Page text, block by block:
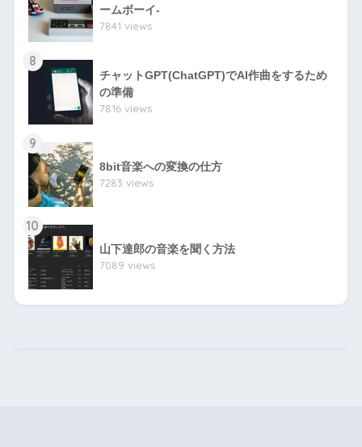
ームボーイ-
7841 views
8
チャットGPT(ChatGPT)でAI作曲をするため
の準備
7816 views
9
8bit音楽への変換の仕方
7283 views
10
山下達郎の音楽を聞く方法
7089 views